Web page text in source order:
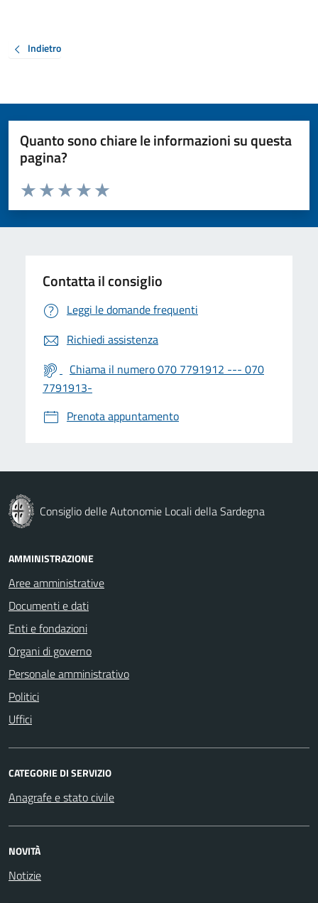
Indietro
Quanto sono chiare le informazioni su questa
pagina?
Valuta da 1 a 5 stelle la pagina
Valuta 5 stelle su 5
Valuta 4 stelle su 5
Valuta 3 stelle su 5
Valuta 2 stelle su 5
Valuta 1 stelle su 5
Contatta il consiglio
Leggi le domande frequenti
Richiedi assistenza
Chiama il numero 070 7791912 --- 070
7791913-
Prenota appuntamento
Consiglio delle Autonomie Locali della Sardegna
AMMINISTRAZIONE
Aree amministrative
Documenti e dati
Enti e fondazioni
Organi di governo
Personale amministrativo
Politici
Uffici
CATEGORIE DI SERVIZIO
Anagrafe e stato civile
NOVITÀ
Notizie